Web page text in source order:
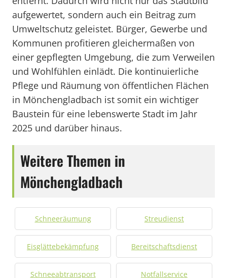
aufgewertet, sondern auch ein Beitrag zum
Umweltschutz geleistet. Bürger, Gewerbe und
Kommunen profitieren gleichermaßen von
einer gepflegten Umgebung, die zum Verweilen
und Wohlfühlen einlädt. Die kontinuierliche
Pflege und Räumung von öffentlichen Flächen
in Mönchengladbach ist somit ein wichtiger
Baustein für eine lebenswerte Stadt im Jahr
2025 und darüber hinaus.
Weitere Themen in
Mönchengladbach
Schneeräumung Streudienst
Eisglättebekämpfung Bereitschaftsdienst
Schneeabtransport Notfallservice